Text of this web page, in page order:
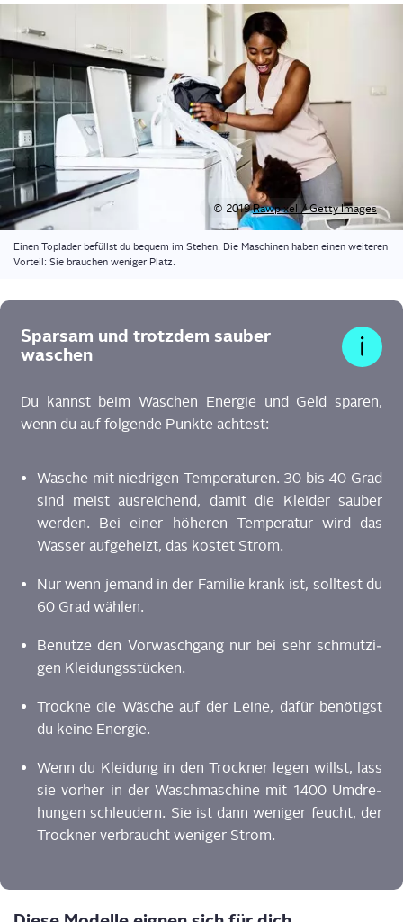
© 2019Raw­pi­xel / Get­ty Images
Einen Top­la­der befüllst du bequem im Ste­hen. Die Maschi­nen haben einen wei­te­ren
Vor­teil: Sie brau­chen weni­ger Platz.
Spar­sam und trotz­dem sau­ber
waschen
Du kannst beim Waschen Ener­gie und Geld spa­ren,
wenn du auf fol­gen­de Punk­te achtest:
Wasche mit nied­ri­gen Tem­pe­ra­tu­ren. 30 bis 40 Grad
sind meist aus­rei­chend, damit die Klei­der sau­ber
wer­den. Bei einer höhe­ren Tem­pe­ra­tur wird das
Was­ser auf­ge­heizt, das kos­tet Strom.
Nur wenn jemand in der Fami­lie krank ist, soll­test du
60 Grad wählen.
Benut­ze den Vor­wasch­gang nur bei sehr schmut­zi­
gen Kleidungsstücken.
Trock­ne die Wäsche auf der Lei­ne, dafür benö­tigst
du kei­ne Energie.
Wenn du Klei­dung in den Trock­ner legen willst, lass
sie vor­her in der Wasch­ma­schi­ne mit 1400 Umdre­
hun­gen schleu­dern. Sie ist dann weni­ger feucht, der
Trock­ner ver­braucht weni­ger Strom.